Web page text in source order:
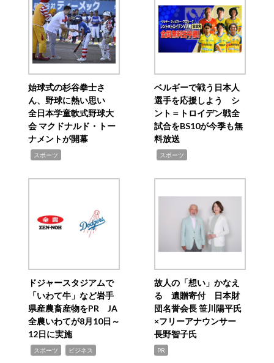
始球式の杉谷拳士さ
ん、野球に熱い思い
全日本学童軟式野球大
会 マクドナルド・トー
ナメントが開幕
スポーツ
ベルギーで戦う日本人
選手を応援しよう シ
ント＝トロイデン戦全
試合をBS10が今季も無
料放送
スポーツ
ドジャースタジアムで
「いわて牛」など岩手
県産農畜産物をPR JA
全農いわてが8月10日～
12日に実施
スポーツ ビジネス
故人の「想い」かなえ
る 遺贈寄付 日本財
団名誉会長 笹川陽平氏
×フリーアナウンサー
長野智子氏
PR